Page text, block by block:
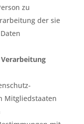
zu
der sie
Mitgliedstaaten